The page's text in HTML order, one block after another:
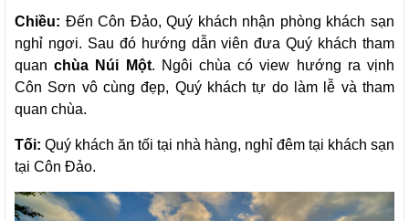
Chiều: Đến Côn Đảo, Quý khách nhận phòng khách sạn
nghỉ ngơi. Sau đó hướng dẫn viên đưa Quý khách tham
quanchùa Núi Một. Ngôi chùa có view hướng ra vịnh
Côn Sơn vô cùng đẹp, Quý khách tự do làm lễ và tham
quan chùa.
Tối: Quý khách ăn tối tại nhà hàng, nghỉ đêm tại khách sạn
tại Côn Đảo.